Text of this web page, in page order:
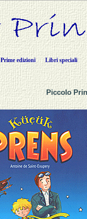
Prime edizioni Libri speciali
Piccolo